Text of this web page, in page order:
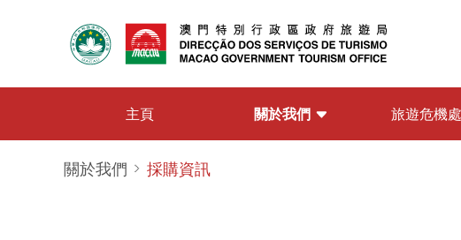
主頁 關於我們 旅遊危機
關於我們 採購資訊